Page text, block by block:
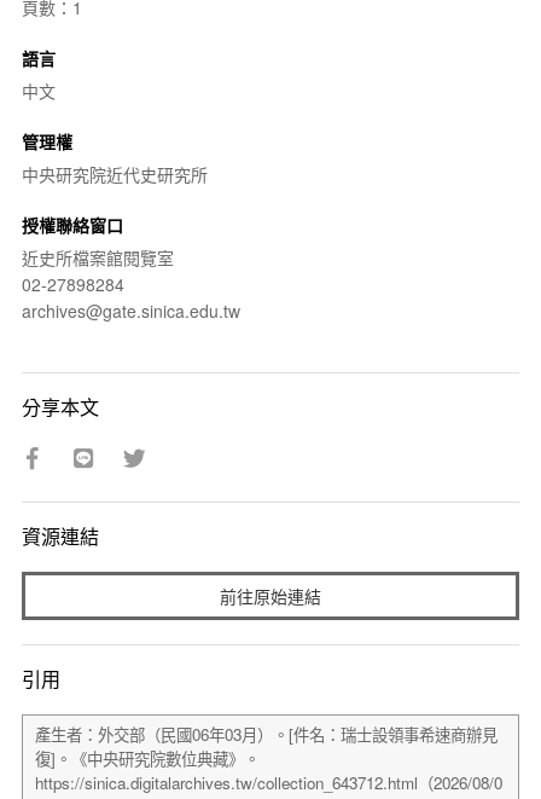
頁數：1
語言
中文
管理權
中央研究院近代史研究所
授權聯絡窗口
近史所檔案館閱覽室
02-27898284
archives@gate.sinica.edu.tw
分享本文
資源連結
前往原始連結
引用